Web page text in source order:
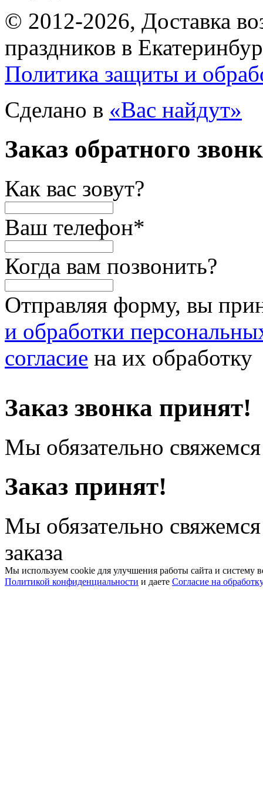
© 2012-2026, Доставка
праздников в
Политика защиты и
Сделано в «Вас найдут»
Заказ обратного
Как вас зовут?
Ваш телефон*
Когда вам позвонить?
Отправляя форму, вы
и обработки
согласие на их обработку
Заказ звонка принят!
Мы обязательно
Заказ принят!
Мы обязательно
заказа
Мы используем cookie для улучшения работы сайта и систему
Политикой конфиденциальности и даете Согласие на